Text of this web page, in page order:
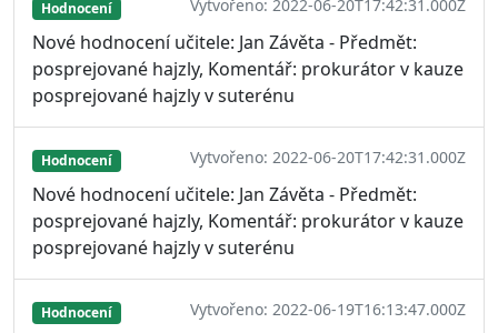
Hodnocení Vytvořeno: 2022-06-20T17:42:31.000Z
Nové hodnocení učitele: Jan Závěta - Předmět:
posprejované hajzly, Komentář: prokurátor v kauze
posprejované hajzly v suterénu
Hodnocení Vytvořeno: 2022-06-20T17:42:31.000Z
Nové hodnocení učitele: Jan Závěta - Předmět:
posprejované hajzly, Komentář: prokurátor v kauze
posprejované hajzly v suterénu
Hodnocení Vytvořeno: 2022-06-19T16:13:47.000Z